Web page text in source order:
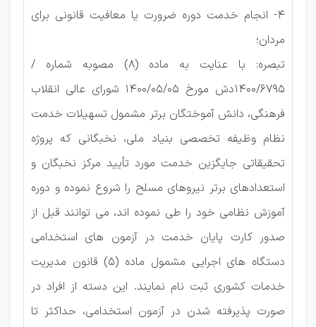
۴- انجام خدمت دوره ضرورت یا معافیت قانونی برای
مردان؛
تبصره: با عنایت به ماده (۸) مصوبه شماره /
۱۴۰۰/۶۷۹۵دش مورخ ۱۴۰۰/۰۵/۰۵ شورای عالی انقلاب
فرهنگی، دانش آموختگان برتر مشمول تسهیلات خدمت
نظام وظیفه تخصصی بنیاد ملی، نخبگانی که پروژه
تحقیقاتی جایگزین خدمت مورد تأیید مرکز نخبگان و
استعدادهای برتر نیروهای مسلح را شروع نموده و دوره
آموزش نظامی خود را طی نموده اند، می توانند قبل از
صدور کارت پایان خدمت در آزمون های استخدامی
دستگاه های اجرایی مشمول ماده (۵) قانون مدیریت
خدمات کشوری ثبت نام نمایند. این دسته از افراد در
صورت پذیرفته شدن در آزمون استخدامی، حداکثر تا